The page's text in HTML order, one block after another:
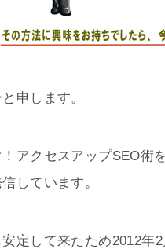
申します。
アクセスアップSEO術
しています。
定して来たため2012年